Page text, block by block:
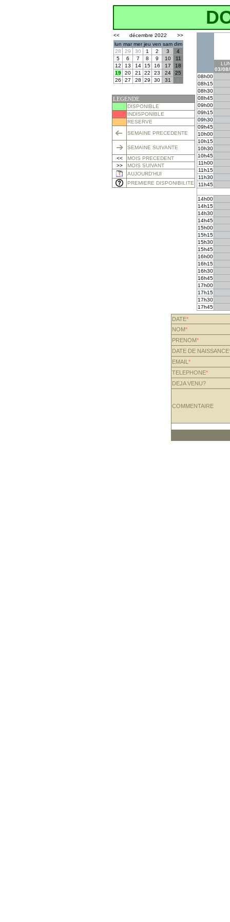
<< décembre 2022
>>
lun mar mer jeu ven sam dim
28
29 30 1 2 3
4
5
6 7 8 9 10
11
12
13 14 15 16 17
18
19
20 21 22 23 24
25
26
27 28 29 30 31
LEGENDE
DISPONIBLE
INDISPONIBLE
RESERVE
SEMAINE PRECEDENTE
SEMAINE SUIVANTE
<<
MOIS PRECEDENT
>>
MOIS SUIVANT
AUJOURD'HUI
PREMIERE DISPONIBILITE
03/
08h00
08h15
08h30
08h45
09h00
09h15
09h30
09h45
10h00
10h15
10h30
10h45
11h00
11h15
11h30
11h45
14h00
14h15
14h30
14h45
15h00
15h15
15h30
15h45
16h00
16h15
16h30
16h45
17h00
17h15
17h30
17h45
DATE*
NOM*
PRENOM*
DATE DE NAISSANCE
EMAIL *
TELEPHONE*
DEJA VENU?
COMMENTAIRE